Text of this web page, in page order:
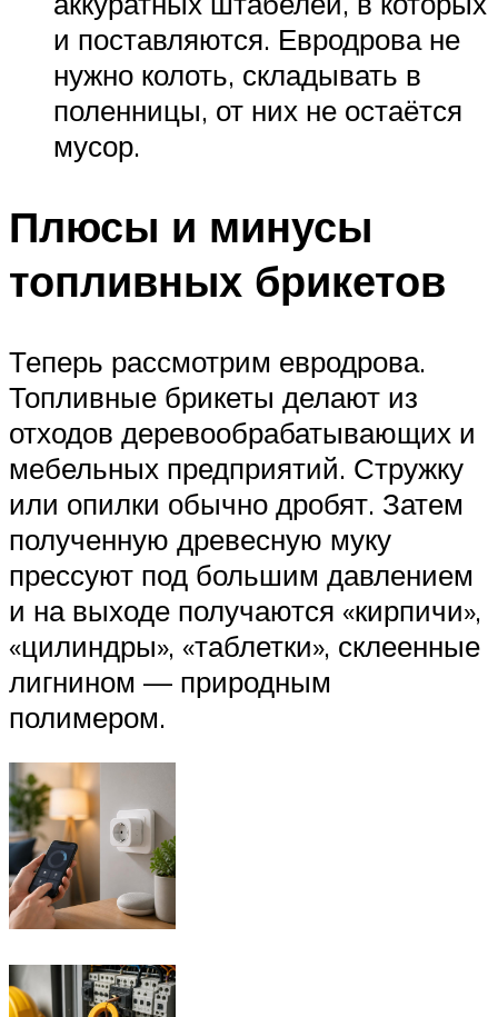
и поставляются. Евродрова не
нужно колоть, складывать в
поленницы, от них не остаётся
мусор.
Плюсы и минусы
топливных брикетов
Теперь рассмотрим евродрова.
Топливные брикеты делают из
отходов деревообрабатывающих и
мебельных предприятий. Стружку
или опилки обычно дробят. Затем
полученную древесную муку
прессуют под большим давлением
и на выходе получаются «кирпичи»,
«цилиндры», «таблетки», склеенные
лигнином — природным
полимером.